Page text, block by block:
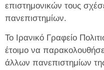
επιστημονικών τους
πανεπιστημίων.
Το Ιρανικό Γραφείο
έτοιμο να
άλλων πανεπιστημίων